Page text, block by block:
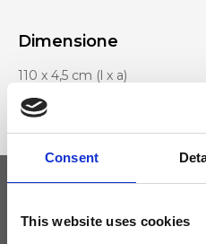
Consent
This website uses cookies
Dimensione
110 x 4,5 cm (l x a)
Tieniti